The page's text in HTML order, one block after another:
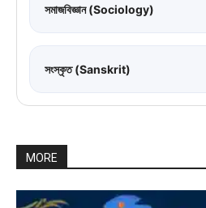
সমাজবিজ্ঞান (Sociology)
সংস্কৃত (Sanskrit)
MORE